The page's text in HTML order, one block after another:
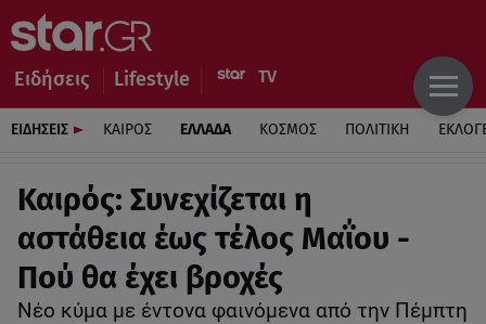
Ειδήσεις Lifestyle
ΕΙΔΗΣΕΙΣ ΚΑΙΡΟΣ ΕΛΛΑΔΑ ΚΟΣΜΟΣ ΠΟΛΙΤΙΚΗ
Καιρός: Συνεχίζεται η
αστάθεια έως τέλος Μαΐου -
Πού θα έχει βροχές
Νέο κύμα με έντονα φαινόμενα από την Πέμπτη